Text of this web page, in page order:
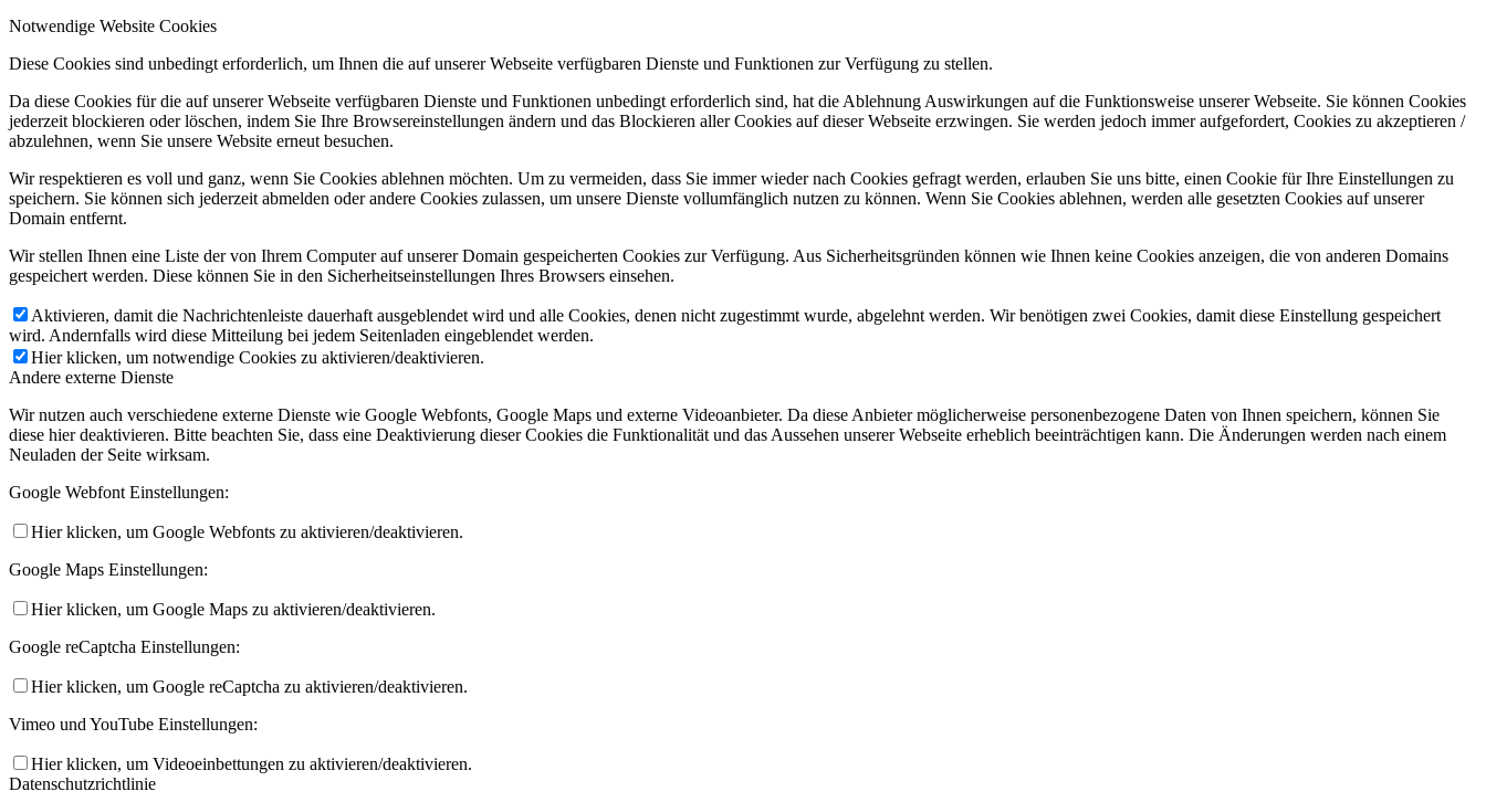
Notwendige Website Cookies
Diese Cookies sind unbedingt erforderlich, um Ihnen die auf unserer Webseite verfügbaren Dienste und Funktionen zur Verfügung zu stellen.
Da diese Cookies für die auf unserer Webseite verfügbaren Dienste und Funktionen unbedingt erforderlich sind, hat die Ablehnung Auswirkungen auf die Funktionsweise unserer Webseite. Sie können Cookies
jederzeit blockieren oder löschen, indem Sie Ihre Browsereinstellungen ändern und das Blockieren aller Cookies auf dieser Webseite erzwingen. Sie werden jedoch immer aufgefordert, Cookies zu akzeptieren /
abzulehnen, wenn Sie unsere Website erneut besuchen.
Wir respektieren es voll und ganz, wenn Sie Cookies ablehnen möchten. Um zu vermeiden, dass Sie immer wieder nach Cookies gefragt werden, erlauben Sie uns bitte, einen Cookie für Ihre Einstellungen zu
speichern. Sie können sich jederzeit abmelden oder andere Cookies zulassen, um unsere Dienste vollumfänglich nutzen zu können. Wenn Sie Cookies ablehnen, werden alle gesetzten Cookies auf unserer
Domain entfernt.
Wir stellen Ihnen eine Liste der von Ihrem Computer auf unserer Domain gespeicherten Cookies zur Verfügung. Aus Sicherheitsgründen können wie Ihnen keine Cookies anzeigen, die von anderen Domains
gespeichert werden. Diese können Sie in den Sicherheitseinstellungen Ihres Browsers einsehen.
Aktivieren, damit die Nachrichtenleiste dauerhaft ausgeblendet wird und alle Cookies, denen nicht zugestimmt wurde, abgelehnt werden. Wir benötigen zwei Cookies, damit diese Einstellung gespeichert
wird. Andernfalls wird diese Mitteilung bei jedem Seitenladen eingeblendet werden.
Hier klicken, um notwendige Cookies zu aktivieren/deaktivieren.
Andere externe Dienste
Wir nutzen auch verschiedene externe Dienste wie Google Webfonts, Google Maps und externe Videoanbieter. Da diese Anbieter möglicherweise personenbezogene Daten von Ihnen speichern, können Sie
diese hier deaktivieren. Bitte beachten Sie, dass eine Deaktivierung dieser Cookies die Funktionalität und das Aussehen unserer Webseite erheblich beeinträchtigen kann. Die Änderungen werden nach einem
Neuladen der Seite wirksam.
Google Webfont Einstellungen:
Hier klicken, um Google Webfonts zu aktivieren/deaktivieren.
Google Maps Einstellungen:
Hier klicken, um Google Maps zu aktivieren/deaktivieren.
Google reCaptcha Einstellungen:
Hier klicken, um Google reCaptcha zu aktivieren/deaktivieren.
Vimeo und YouTube Einstellungen:
Hier klicken, um Videoeinbettungen zu aktivieren/deaktivieren.
Datenschutzrichtlinie